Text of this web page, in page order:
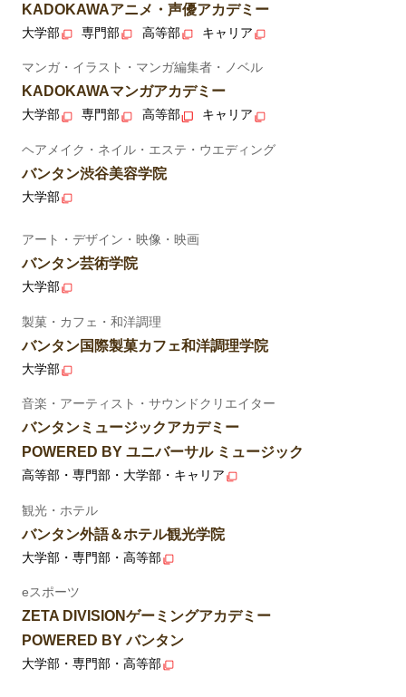
KADOKAWAアニメ・声優アカデミー
大学部 専門部 高等部 キャリア
マンガ・イラスト・マンガ編集者・ノベル
KADOKAWAマンガアカデミー
大学部 専門部 高等部 キャリア
ヘアメイク・ネイル・エステ・ウエディング
バンタン渋谷美容学院
大学部
アート・デザイン・映像・映画
バンタン芸術学院
大学部
製菓・カフェ・和洋調理
バンタン国際製菓カフェ和洋調理学院
大学部
音楽・アーティスト・サウンドクリエイター
バンタンミュージックアカデミー
POWERED BY ユニバーサル ミュージック
高等部・専門部・大学部・キャリア
観光・ホテル
バンタン外語＆ホテル観光学院
大学部・専門部・高等部
eスポーツ
ZETA DIVISIONゲーミングアカデミー
POWERED BY バンタン
大学部・専門部・高等部